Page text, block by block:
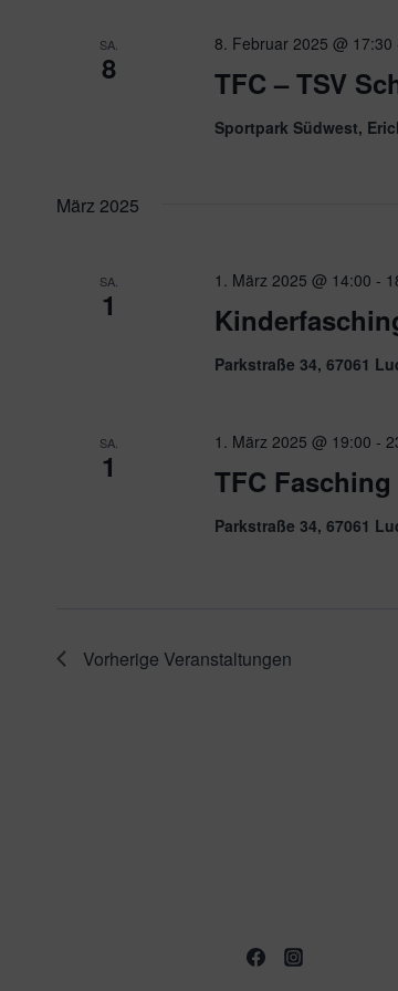
SA.
8 TFC – TSV
8. Februar 2025 @ 17:30
Sportpark Südwest,
März 2025
SA.
1
1. März 2025 @ 14:00 -
Parkstraße 34, 67061
SA.
1 TFC Fasching
1. März 2025 @ 19:00 -
Parkstraße 34, 67061
Vorherige Veranstaltungen